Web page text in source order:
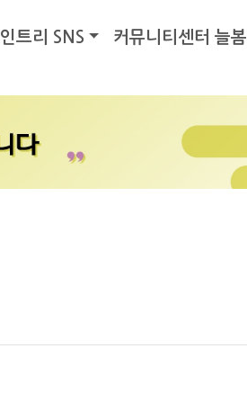
인트리 SNS 커뮤니티센터 늘봄